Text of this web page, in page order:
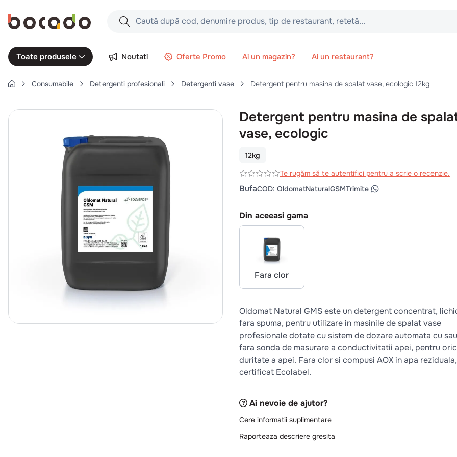
Caută după cod, denumire produs, tip de restaurant, retetă...
Căutări populare
3. pui
5. burger
8. aripi
croissant
pizza
Toate produsele Noutati Oferte Promo Ai un magazin? Ai un restaurant?
Consumabile Detergenti profesionali Detergenti vase Detergent pentru masina de spalat vase, ecologic 12kg
Detergent pentru masina de
vase, ecologic
12kg
Te rugăm să te autentifici pentru a scrie o recenzie.
BufaCOD: OldomatNaturalGSMTrimite
Din aceeasi gama
Fara clor
Oldomat Natural GMS este un detergent concentrat,
fara spuma, pentru utilizare in masinile de spalat vase
profesionale dotate cu sistem de dozare automata cu sau
fara sonda de masurare a conductivitatii apei, pentru
duritate a apei. Fara clor si compusi AOX in apa reziduala,
certificat Ecolabel.
Ai nevoie de ajutor?
Cere informatii suplimentare
Raporteaza descriere gresita